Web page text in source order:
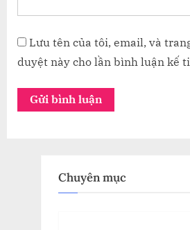
Lưu tên của tôi, email, và
duyệt này cho lần bình luận kế
Chuyên mục